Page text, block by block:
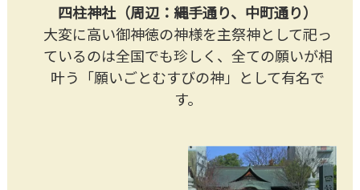
四柱神社（周辺：縄手通り、中町通り）
大変に高い御神徳の神様を主祭神として祀っ
ているのは全国でも珍しく、全ての願いが相
叶う「願いごとむすびの神」として有名で
す。